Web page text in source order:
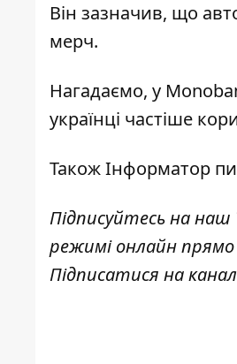
Він зазначив, що
мерч.
Нагадаємо, у
українці частіше
ТакожІнформатор
Підписуйтесь на наш
режимі онлайн прямо
Підписатися на